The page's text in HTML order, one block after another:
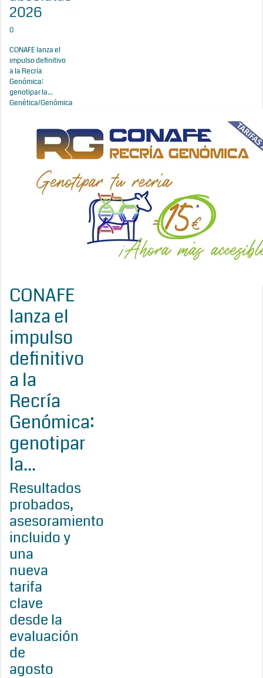
2026
0
CONAFE lanza el
impulso definitivo
a la Recría
Genómica:
genotipar la...
Genética/Genómica
CONAFE
lanza el
impulso
definitivo
a la
Recría
Genómica:
genotipar
la...
Resultados
probados,
asesoramiento
incluido y
una
nueva
tarifa
clave
desde la
evaluación
de
agosto